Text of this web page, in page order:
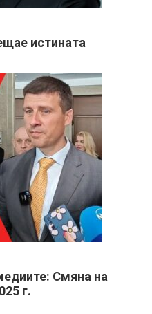
истината
Смяна на
г.